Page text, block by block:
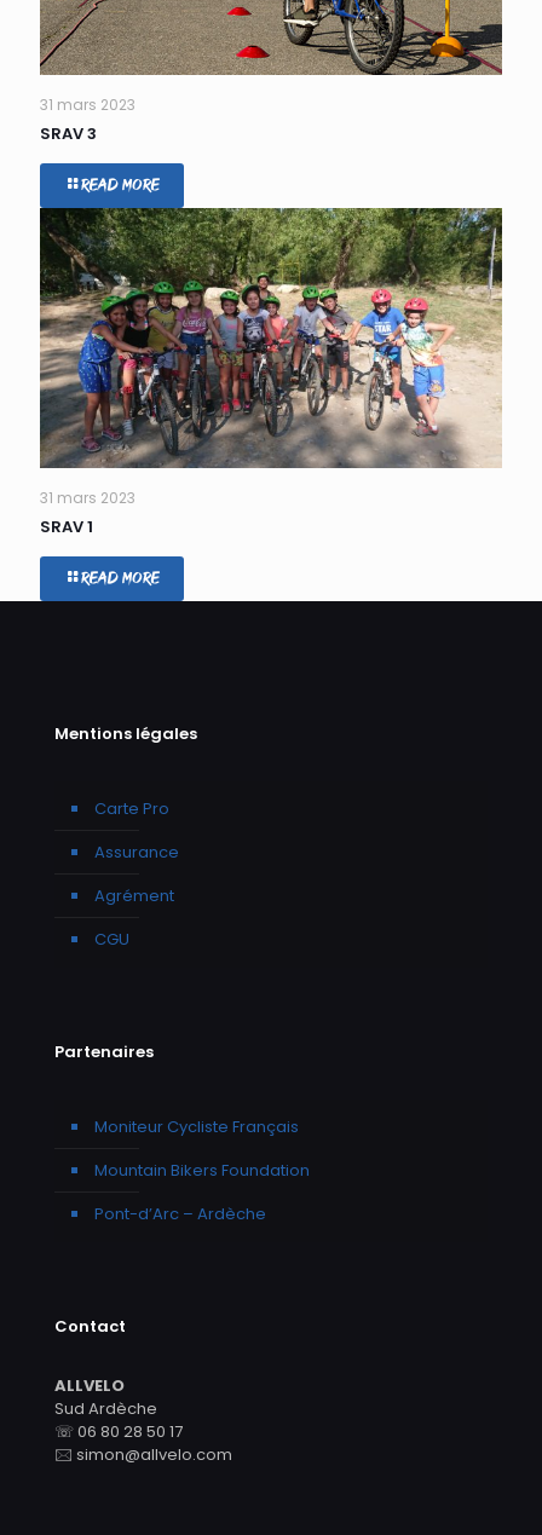
31 mars 2023
SRAV 3
Read more
31 mars 2023
SRAV 1
Read more
Mentions légales
Carte Pro
Assurance
Agrément
CGU
Partenaires
Moniteur Cycliste Français
Mountain Bikers Foundation
Pont-d’Arc – Ardèche
Contact
ALLVELO
Sud Ardèche
☏ 06 80 28 50 17
🖂 simon@allvelo.com